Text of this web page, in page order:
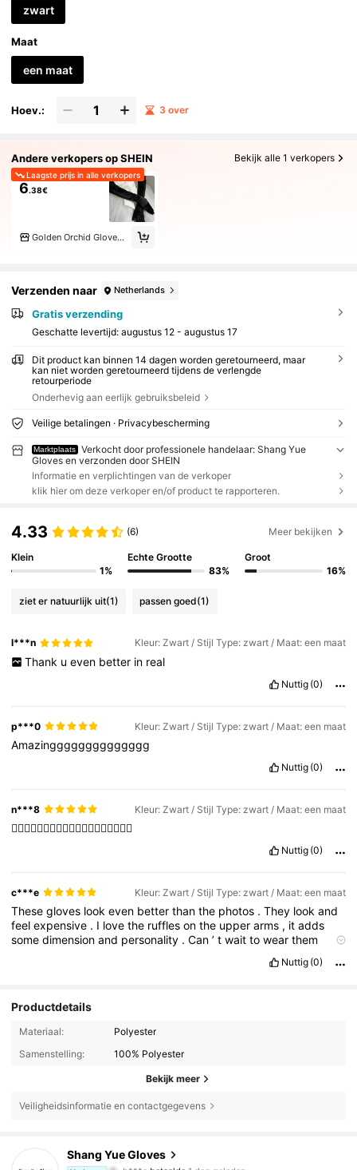
zwart
Maat
een maat
Hoev.: 3 over
Andere verkopers op SHEIN Bekijk alle 1 verkopers
Laagste prijs in alle verkopers
6.38€
Golden Orchid Gloves Specialty
Verzenden naar Netherlands
Gratis verzending
Geschatte levertijd: augustus 12 - augustus 17
Dit product kan binnen 14 dagen worden geretourneerd, maar
kan niet worden geretourneerd tijdens de verlengde
retourperiode
Onderhevig aan eerlijk gebruiksbeleid
Veilige betalingen · Privacybescherming
Marktplaats
Verkocht door professionele handelaar: Shang Yue
Gloves en verzonden door SHEIN
Informatie en verplichtingen van de verkoper
klik hier om deze verkoper en/of product te rapporteren.
4.33 (6) Meer bekijken
Klein
1%
Echte Grootte
83%
Groot
16%
ziet er natuurlijk uit(1) passen goed(1)
l***n Kleur: Zwart / Stijl Type: zwart / Maat: een maat
Thank u even better in real
Nuttig (0)
p***0 Kleur: Zwart / Stijl Type: zwart / Maat: een maat
Amazingggggggggggggg
Nuttig (0)
n***8 Kleur: Zwart / Stijl Type: zwart / Maat: een maat
👍🏻👍🏻👍🏻👍🏻🖤🖤🖤🖤🖤🖤🖤🖤🖤🖤🖤
Nuttig (0)
c***e Kleur: Zwart / Stijl Type: zwart / Maat: een maat
Thesegloves lookeven betterthanthe photos .They lookand
feelexpensive . I lovethe rufflesonthe upperarms , itadds
somedimensionand personality .Can’twaittowearthem
Nuttig (0)
Productdetails
Materiaal:
Polyester
Samenstelling:
100% Polyester
Bekijk meer
Veiligheidsinformatie en contactgegevens
Shang Yue Gloves
4.87
989 Volgers